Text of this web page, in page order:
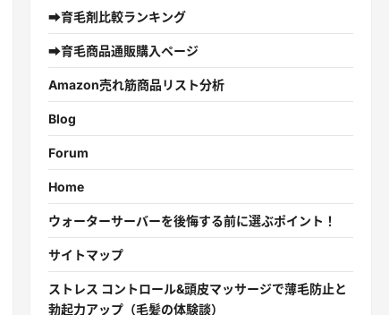
➡育毛剤比較ランキング
➡育毛商品通販購入ページ
Amazon売れ筋商品リスト分析
Blog
Forum
Home
ウォーターサーバーを後悔する前に選ぶポイント！
サイトマップ
ストレス コントロール&頭皮マッサージで薄毛防止と
勃起力アップ（毛髪の体験談）